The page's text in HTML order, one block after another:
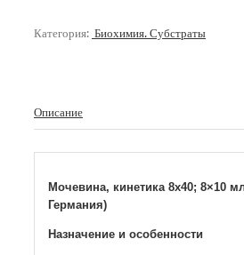
Категория: Биохимия. Субстраты
Описание
Мочевина, кинетика 8х40; 8×10
Германия)
Назначение и особенности